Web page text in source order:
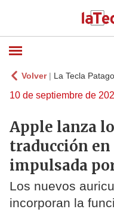
Volver| La Tecla
10 de septiembre de
Apple lanza
traducción
impulsada
Los nuevos
incorporan la